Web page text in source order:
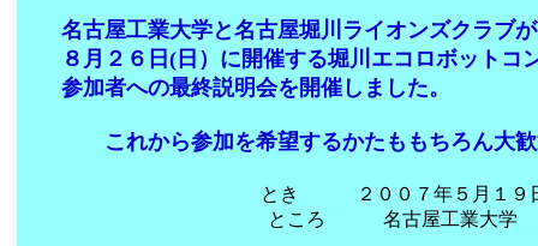
名古屋工業大学と名古屋堀川ライオンズクラブ
８月２６日(日）に開催する堀川エコロボットコ
参加者への最終説明会を開催しました。
これから参加を希望するかたももちろん大歓
とき ２００７年５月１９日(
ところ 名古屋工業大学